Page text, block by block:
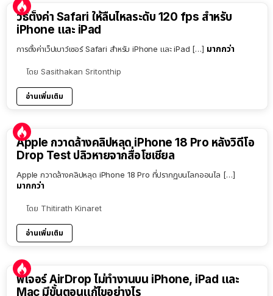
วิธีตั้งค่า Safari ให้ลื่นไหลระดับ 120 fps สำหรับ
iPhone และ iPad
การตั้งค่าเว็ปเบาว์เซอร์ Safari สำหรับ iPhone และ iPad […] มากกว่า
โดย Sasithakan Sritonthip
อ่านเพิ่มเติม
Apple กวาดล้างคลิปหลุด iPhone 18 Pro หลังวิดีโอ
Drop Test ปลิวหายจากสื่อโซเชียล
Apple กวาดล้างคลิปหลุด iPhone 18 Pro ที่ปรากฏบนโลกออนไล […]
มากกว่า
โดย Thitirath Kinaret
อ่านเพิ่มเติม
ฟีเจอร์ AirDrop ไม่ทำงานบน iPhone, iPad และ
Mac มีขั้นตอนแก้ไขอย่างไร